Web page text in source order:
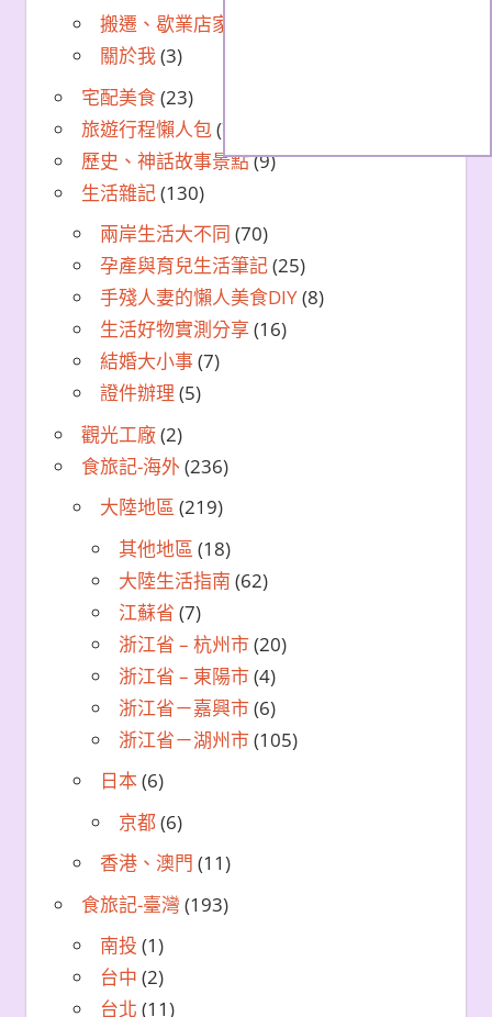
搬遷、歇業店家
關於我(3)
宅配美食(23)
旅遊行程懶人包(7)
歷史、神話故事景點(9)
生活雜記(130)
兩岸生活大不同 (70)
孕產與育兒生活筆記(25)
手殘人妻的懶人美食DIY(8)
生活好物實測分享 (16)
結婚大小事(7)
證件辦理 (5)
觀光工廠(2)
食旅記-海外(236)
大陸地區 (219)
其他地區 (18)
大陸生活指南 (62)
江蘇省 (7)
浙江省 – 杭州市(20)
浙江省 – 東陽市(4)
浙江省－嘉興市(6)
浙江省－湖州市(105)
日本(6)
京都(6)
香港、澳門 (11)
食旅記-臺灣 (193)
南投 (1)
台中 (2)
台北 (11)